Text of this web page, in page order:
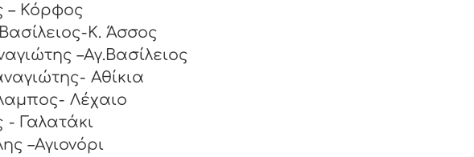
– Κόρφος
Βασίλειος-K. Άσσος
–Αγ.Βασίλειος
Παναγιώτης- Αθίκια
Λέχαιο
- Γαλατάκι
–Αγιονόρι